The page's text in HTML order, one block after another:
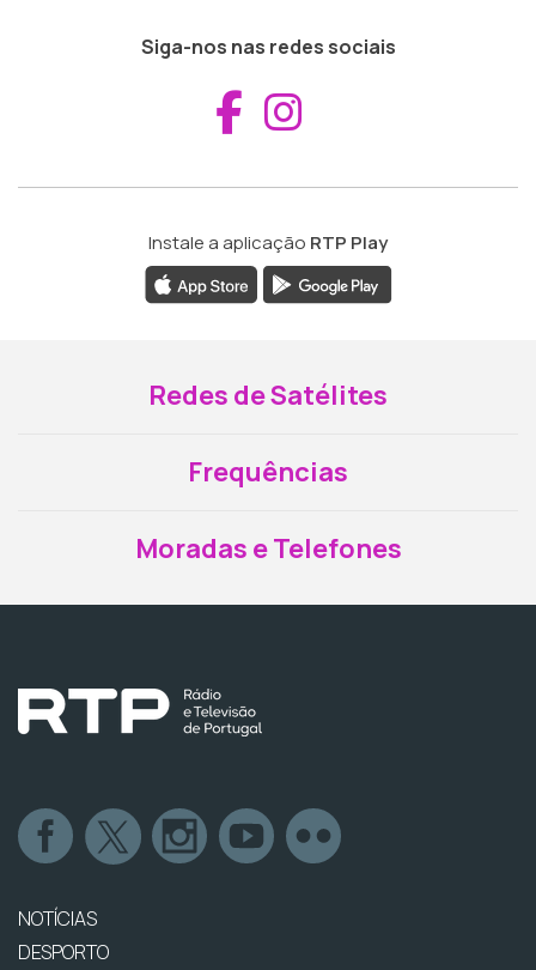
Siga-nos nas redes sociais
Aceder ao
Instale a aplicação RTP Play
Redes de Satélites
Frequências
Moradas e Telefones
NOTÍCIAS
DESPORTO